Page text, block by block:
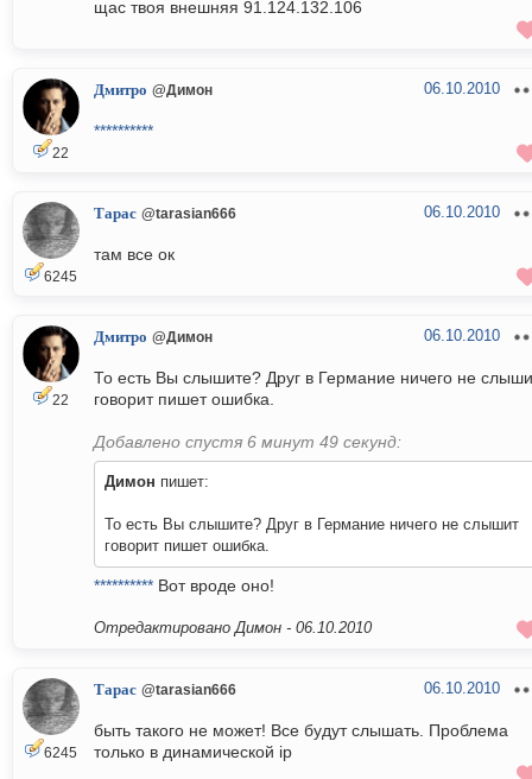
щас твоя внешняя 91.124.132.106
22
Дмитро @Димон 06.10.2010
**********
6245
Тарас @tarasian666 06.10.2010
там все ок
22
Дмитро @Димон 06.10.2010
То есть Вы слышите? Друг в Германие ничего не
говорит пишет ошибка.
Добавлено спустя 6 минут 49 секунд:
Димон пишет:
То есть Вы слышите? Друг в Германие ничего не слышит
говорит пишет ошибка.
********** Вот вроде оно!
Отредактировано Димон - 06.10.2010
6245
Тарас @tarasian666 06.10.2010
быть такого не может! Все будут слышать. Проблема
только в динамической ip